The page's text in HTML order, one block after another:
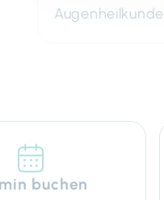
Augenheilkunde
buchen